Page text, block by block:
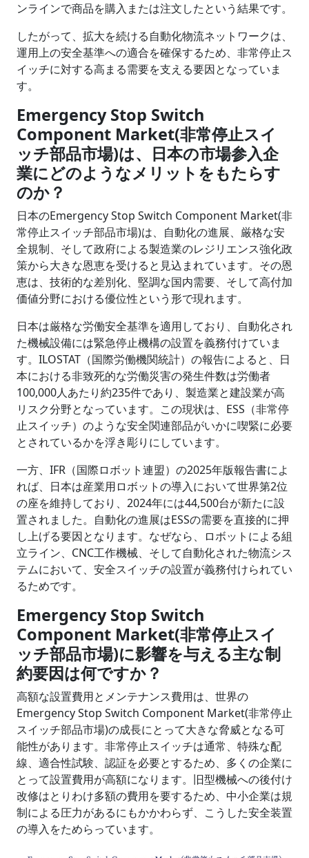
ンラインで商品を購入または注文したという結果です。
したがって、拡大を続ける自動化物流ネットワークは、
運用上の安全基準への適合を確保するため、非常停止ス
イッチに対する高まる需要を支える要因となっていま
す。
Emergency Stop Switch
Component Market(非常停止スイ
ッチ部品市場)は、日本の市場参入企
業にどのようなメリットをもたらす
のか？
日本のEmergency Stop Switch Component Market(非
常停止スイッチ部品市場)は、自動化の進展、厳格な安
全規制、そして政府による製造業のレジリエンス強化政
策から大きな恩恵を受けると見込まれています。その恩
恵は、技術的な差別化、堅調な国内需要、そして高付加
価値分野における優位性という形で現れます。
日本は厳格な労働安全基準を適用しており、自動化され
た機械設備には緊急停止機構の設置を義務付けていま
す。ILOSTAT（国際労働機関統計）の報告によると、日
本における非致死的な労働災害の発生件数は労働者
100,000人あたり約235件であり、製造業と建設業が高
リスク分野となっています。この現状は、ESS（非常停
止スイッチ）のような安全関連部品がいかに喫緊に必要
とされているかを浮き彫りにしています。
一方、IFR（国際ロボット連盟）の2025年版報告書によ
れば、日本は産業用ロボットの導入において世界第2位
の座を維持しており、2024年には44,500台が新たに設
置されました。自動化の進展はESSの需要を直接的に押
し上げる要因となります。なぜなら、ロボットによる組
立ライン、CNC工作機械、そして自動化された物流シス
テムにおいて、安全スイッチの設置が義務付けられてい
るためです。
Emergency Stop Switch
Component Market(非常停止スイ
ッチ部品市場)に影響を与える主な制
約要因は何ですか？
高額な設置費用とメンテナンス費用は、世界の
Emergency Stop Switch Component Market(非常停止
スイッチ部品市場)の成長にとって大きな脅威となる可
能性があります。非常停止スイッチは通常、特殊な配
線、適合性試験、認証を必要とするため、多くの企業に
とって設置費用が高額になります。旧型機械への後付け
改修はとりわけ多額の費用を要するため、中小企業は規
制による圧力があるにもかかわらず、こうした安全装置
の導入をためらっています。